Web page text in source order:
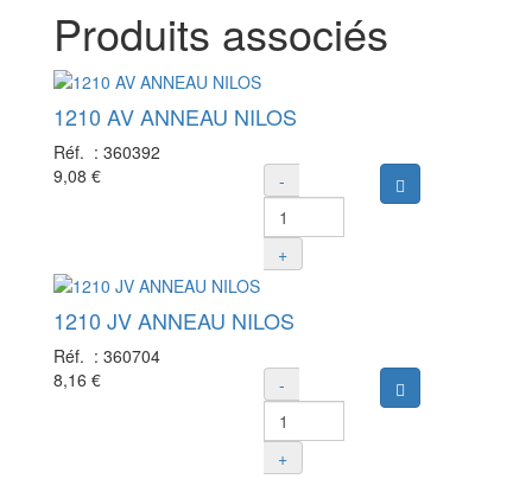
Produits associés
1210 AV ANNEAU NILOS
Réf. : 360392
9,08 €
-
+
Ajouter au panier
1210 JV ANNEAU NILOS
Réf. : 360704
8,16 €
-
+
Ajouter au panier